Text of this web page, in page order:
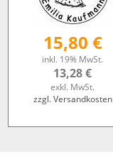
15,80 €
inkl. 19% MwSt.
13,28 €
exkl. MwSt.
zzgl. Versandkosten